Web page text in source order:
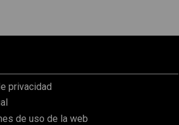
privacidad
de uso de la web